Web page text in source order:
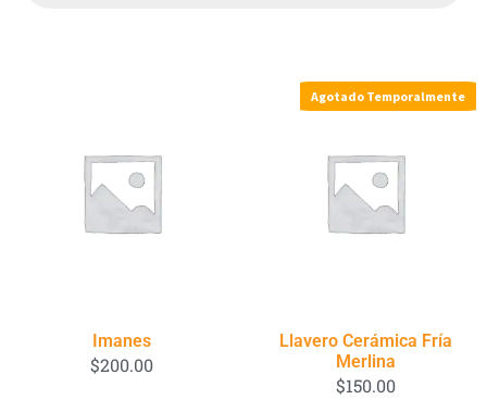
Imanes
$200.00
Agotado Temporalmente
Llavero Cerámica Fría
Merlina
$150.00